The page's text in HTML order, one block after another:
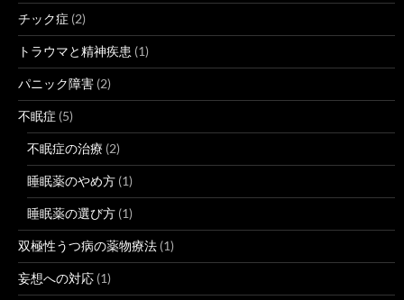
チック症 (2)
トラウマと精神疾患 (1)
パニック障害 (2)
不眠症 (5)
不眠症の治療 (2)
睡眠薬のやめ方 (1)
睡眠薬の選び方 (1)
双極性うつ病の薬物療法 (1)
妄想への対応 (1)